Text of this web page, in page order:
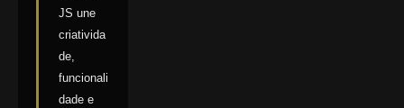
JS une
criativida
de,
funcionali
dade e